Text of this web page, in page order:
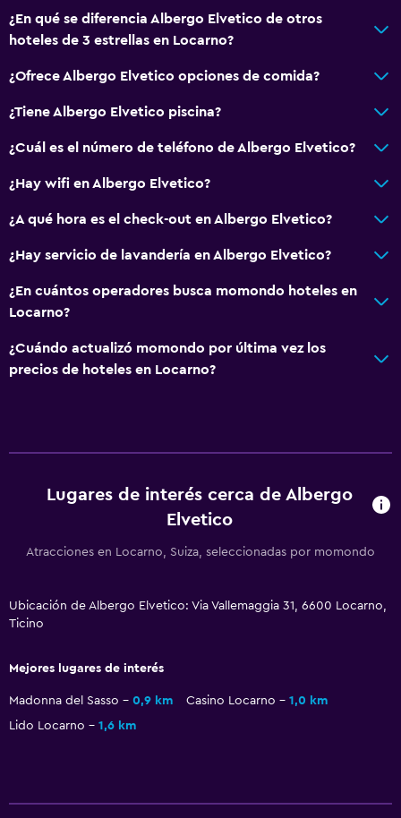
¿En qué se diferencia Albergo Elvetico de otros
hoteles de 3 estrellas en Locarno?
¿Ofrece Albergo Elvetico opciones de comida?
¿Tiene Albergo Elvetico piscina?
¿Cuál es el número de teléfono de Albergo Elvetico?
¿Hay wifi en Albergo Elvetico?
¿A qué hora es el check-out en Albergo Elvetico?
¿Hay servicio de lavandería en Albergo Elvetico?
¿En cuántos operadores busca momondo hoteles en
Locarno?
¿Cuándo actualizó momondo por última vez los
precios de hoteles en Locarno?
Lugares de interés cerca de Albergo
Elvetico
Atracciones en Locarno, Suiza, seleccionadas por momondo
Ubicación de Albergo Elvetico: Via Vallemaggia 31, 6600 Locarno,
Ticino
Mejores lugares de interés
Madonna del Sasso 0,9 km Casino Locarno
1,0 km
Lido Locarno
1,6 km